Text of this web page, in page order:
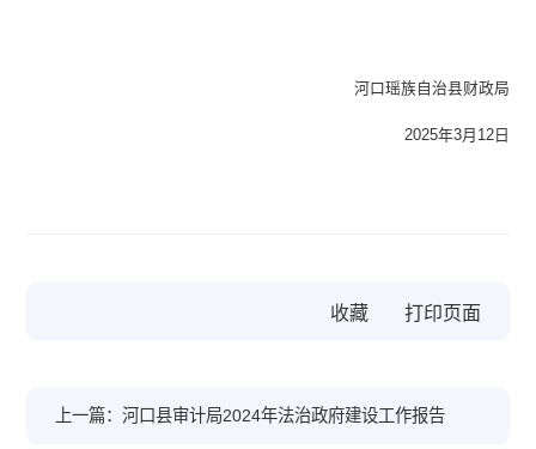
河口瑶族自治县财政局
2025年3月12日
收藏
上一篇：河口县审计局2024年法治政府建设工作报告